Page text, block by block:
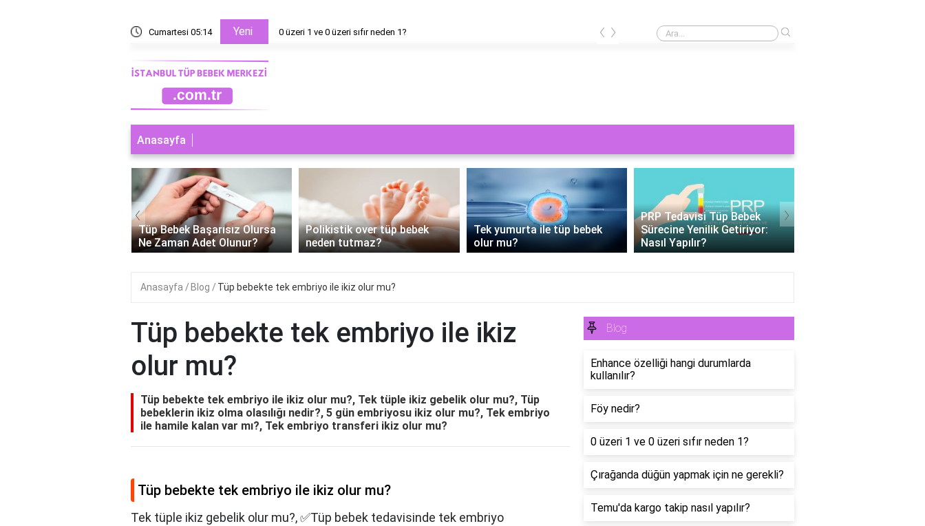
Cumartesi 05:14 Yeni 0 üzeri 1 ve 0 üzeri sıfır neden 1? 0 üzeri 1 ve 0 üzeri sıfır neden 1?
‹ ›
Anasayfa
Polikistik over tüp bebek
neden tutmaz?
Tek yumurta ile tüp bebek
olur mu?
PRP Tedavisi Tüp Bebek
Sürecine Yenilik Getiriyor:
Nasıl Yapılır?
Tüp Bebek 11 Gün Beta HCG
Değerleri: Gebelik
Belirteçlerinin Anlamı
‹ ›
Anasayfa Blog Tüp bebekte tek embriyo ile ikiz olur mu?
Tüp bebekte tek embriyo ile ikiz
olur mu?
Tüp bebekte tek embriyo ile ikiz olur mu?, Tek tüple ikiz gebelik olur mu?, Tüp
bebeklerin ikiz olma olasılığı nedir?, 5 gün embriyosu ikiz olur mu?, Tek embriyo
ile hamile kalan var mı?, Tek embriyo transferi ikiz olur mu?
Tüp bebekte tek embriyo ile ikiz olur mu?
Tek tüple ikiz gebelik olur mu?, ✅Tüp bebek tedavisinde tek embriyo
Blog
Enhance özelliği hangi durumlarda
kullanılır?
Föy nedir?
0 üzeri 1 ve 0 üzeri sıfır neden 1?
Çırağanda düğün yapmak için ne gerekli?
Temu'da kargo takip nasıl yapılır?